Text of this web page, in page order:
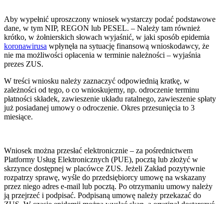
Aby wypełnić uproszczony wniosek wystarczy podać podstawowe
dane, w tym NIP, REGON lub PESEL. – Należy tam również
krótko, w żołnierskich słowach wyjaśnić, w jaki sposób epidemia
koronawirusa wpłynęła na sytuację finansową wnioskodawcy, że
nie ma możliwości opłacenia w terminie należności – wyjaśnia
prezes ZUS.
W treści wniosku należy zaznaczyć odpowiednią kratkę, w
zależności od tego, o co wnioskujemy, np. odroczenie terminu
płatności składek, zawieszenie układu ratalnego, zawieszenie spłaty
już posiadanej umowy o odroczenie. Okres przesunięcia to 3
miesiące.
Wniosek można przesłać elektronicznie – za pośrednictwem
Platformy Usług Elektronicznych (PUE), pocztą lub złożyć w
skrzynce dostępnej w placówce ZUS. Jeżeli Zakład pozytywnie
rozpatrzy sprawę, wyśle do przedsiębiorcy umowę na wskazany
przez niego adres e-mail lub pocztą. Po otrzymaniu umowy należy
ją przejrzeć i podpisać. Podpisaną umowę należy przekazać do